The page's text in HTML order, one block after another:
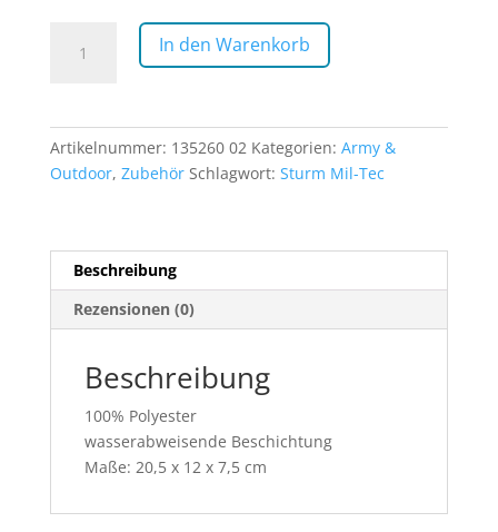
In den Warenkorb
Artikelnummer: 135260 02 Kategorien: Army &
Outdoor, Zubehör Schlagwort: Sturm Mil-Tec
Beschreibung
Rezensionen (0)
Beschreibung
100% Polyester
wasserabweisende Beschichtung
Maße: 20,5 x 12 x 7,5 cm